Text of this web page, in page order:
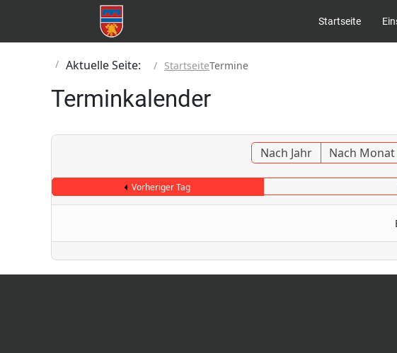
Startseite
Aktuelle Seite: StartseiteTermine
Terminkalender
Nach Jahr Nach Monat
Vorheriger Tag